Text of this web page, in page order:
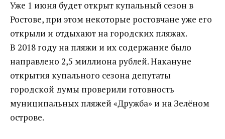
Уже 1 июня будет открыт купальный сезон в
Ростове, при этом некоторые ростовчане уже его
открыли и отдыхают на городских пляжах.
В 2018 году на пляжи и их содержание было
направлено 2,5 миллиона рублей. Накануне
открытия купального сезона депутаты
городской думы проверили готовность
муниципальных пляжей «Дружба» и на Зелёном
острове.